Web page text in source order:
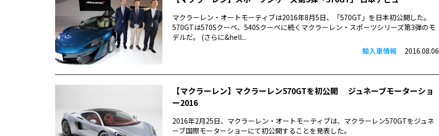
マクラーレン・オートモーティブは2016年8月5日、「570GT」を日本初公開した。
570GTは570Sクーペ、540Sクーペに続くマクラーレン・スポーツシリーズ第3弾のモ
デルだ。 (さらに&hell...
輸入車情報
2016.08.06
【マクラーレン】マクラーレン570GTを初公開 ジュネーブモーターショ
ー2016
2016年2月25日、マクラーレン・オートモーティブは、マクラーレン570GTをジュネ
ーブ国際モーターショーにて初公開することを発表した。